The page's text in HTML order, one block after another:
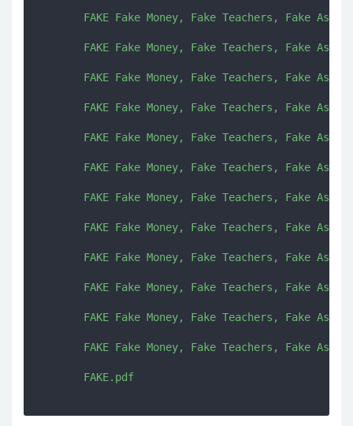
FAKE Fake Money, Fake Teachers, Fake
FAKE Fake Money, Fake Teachers, Fake
FAKE Fake Money, Fake Teachers, Fake
FAKE Fake Money, Fake Teachers, Fake
FAKE Fake Money, Fake Teachers, Fake
FAKE Fake Money, Fake Teachers, Fake
FAKE Fake Money, Fake Teachers, Fake
FAKE Fake Money, Fake Teachers, Fake
FAKE Fake Money, Fake Teachers, Fake
FAKE Fake Money, Fake Teachers, Fake
FAKE Fake Money, Fake Teachers, Fake
FAKE Fake Money, Fake Teachers, Fake